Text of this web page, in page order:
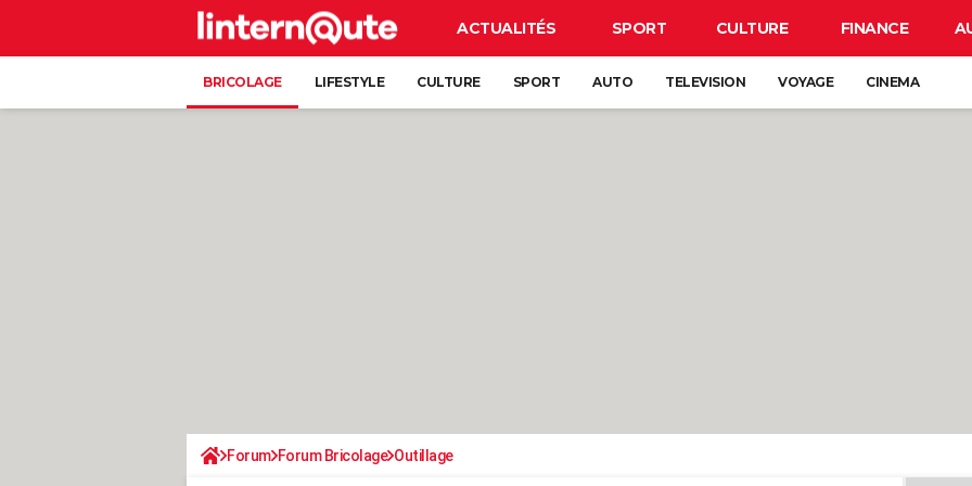
ACTUALITÉS SPORT CULTURE FINANCE
BRICOLAGE LIFESTYLE CULTURE SPORT AUTO TELEVISION VOYAGE CINEMA
Forum Forum Bricolage Outillage